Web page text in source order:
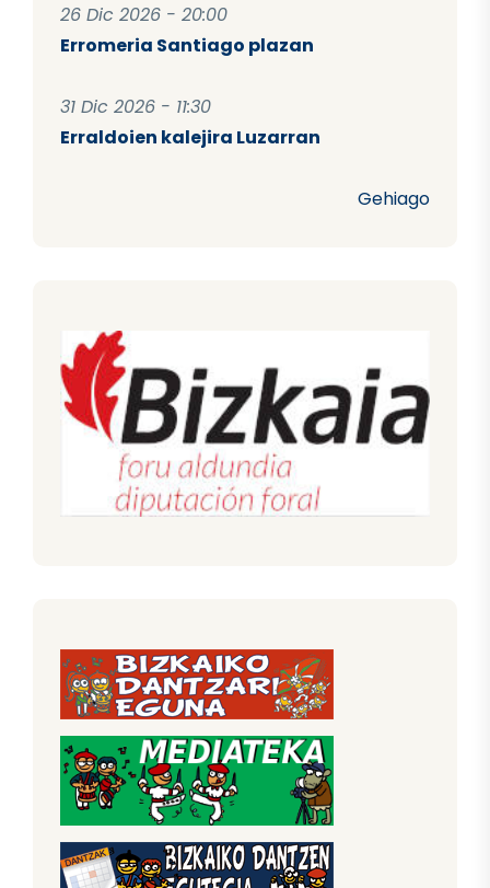
26 Dic 2026 - 20:00
Erromeria Santiago plazan
31 Dic 2026 - 11:30
Erraldoien kalejira Luzarran
Gehiago